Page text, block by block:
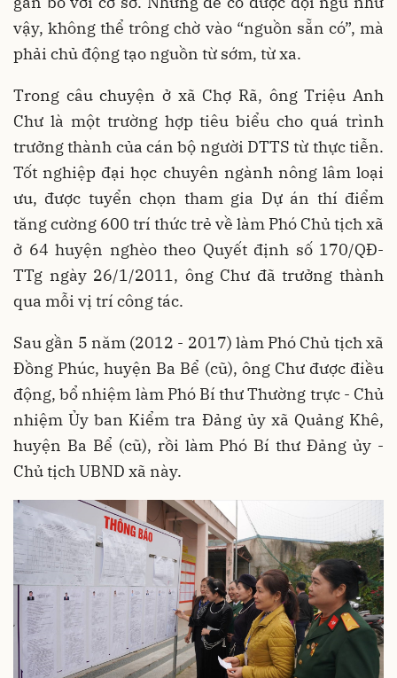
vậy, không thể trông chờ vào “nguồn sẵn có”, mà
phải chủ động tạo nguồn từ sớm, từ xa.
Trong câu chuyện ở xã Chợ Rã, ông Triệu Anh
Chư là một trường hợp tiêu biểu cho quá trình
trưởng thành của cán bộ người DTTS từ thực tiễn.
Tốt nghiệp đại học chuyên ngành nông lâm loại
ưu, được tuyển chọn tham gia Dự án thí điểm
tăng cường 600 trí thức trẻ về làm Phó Chủ tịch xã
ở 64 huyện nghèo theo Quyết định số 170/QĐ-
TTg ngày 26/1/2011, ông Chư đã trưởng thành
qua mỗi vị trí công tác.
Sau gần 5 năm (2012 - 2017) làm Phó Chủ tịch xã
Đồng Phúc, huyện Ba Bể (cũ), ông Chư được điều
động, bổ nhiệm làm Phó Bí thư Thường trực - Chủ
nhiệm Ủy ban Kiểm tra Đảng ủy xã Quảng Khê,
huyện Ba Bể (cũ), rồi làm Phó Bí thư Đảng ủy -
Chủ tịch UBND xã này.